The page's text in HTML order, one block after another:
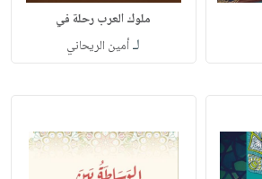
ملوك العرب رحلة في
لـأمين الريحاني